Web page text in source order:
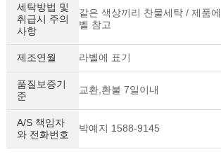
세탁방법 및
취급시 주의
사항
같은 색상끼리 찬물세탁 / 제품
벨 참고
제조연월 라벨에 표기
품질보증기
준
교환,환불 7일이내
A/S 책임자
와 전화번호
박예지 1588-9145